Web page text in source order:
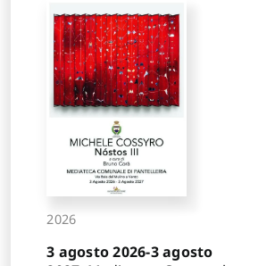
2026
3 agosto 2026-3 agosto